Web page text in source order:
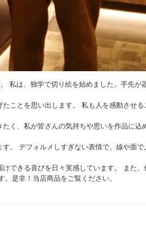
私は、独学で切り絵を始めました。手先が
ことを思い出します。 私も人を感動させ
く、私が皆さんの気持ちや思いを作品に込
。 デフォルメしすぎない表情で、線や面
できる喜びを日々実感しています。 また
是非！当店商品をご覧ください。